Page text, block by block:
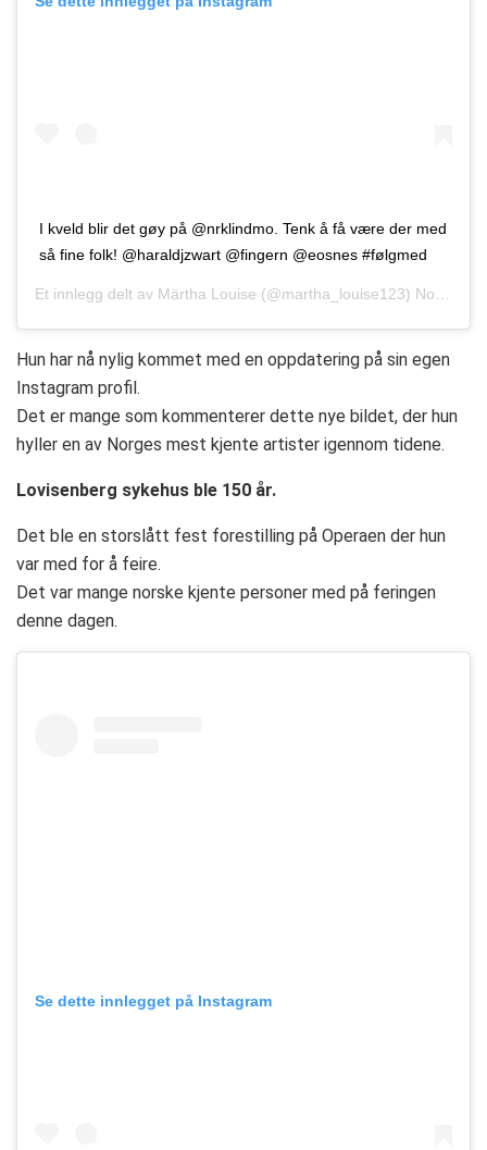
I kveld blir det gøy på @nrklindmo. Tenk å få være der med
så fine folk! @haraldjzwart @fingern @eosnes #følgmed
Et innlegg delt av Märtha Louise (@martha_louise123) Nov. 23, 2018 kl. 1:07 PST
Hun har nå nylig kommet med en oppdatering på sin egen
Instagram profil.
Det er mange som kommenterer dette nye bildet, der hun
hyller en av Norges mest kjente artister igennom tidene.
Lovisenberg sykehus ble 150 år.
Det ble en storslått fest forestilling på Operaen der hun
var med for å feire.
Det var mange norske kjente personer med på feringen
denne dagen.
Se dette innlegget på Instagram